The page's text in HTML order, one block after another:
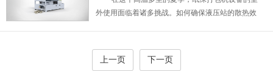
外使用面临着诸多挑战。如何确保液压站的散热效
沫打包机设备室外使用液压站散热设计的几个关键
点。...
上一页 下一页